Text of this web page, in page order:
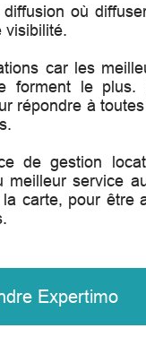
où
visibilité.
car les
forment le plus.
répondre à
de gestion
meilleur service
carte, pour être
Expertimo